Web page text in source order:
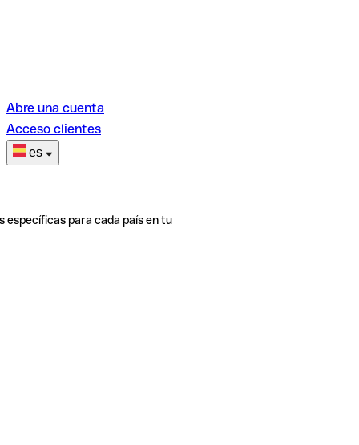
Abre una cuenta
Acceso clientes
es
específicas para cada país en tu